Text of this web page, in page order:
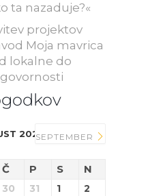
ta nazaduje?«
projektov
Moja mavrica
lokalne do
2026SEPTEMBER
Č P S N
30 31 1 2